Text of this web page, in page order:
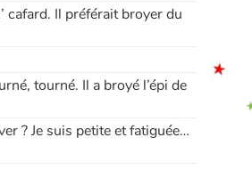
cafard. Il préférait broyer du
tourné. Il a broyé l’épi de
? Je suis petite et fatiguée…